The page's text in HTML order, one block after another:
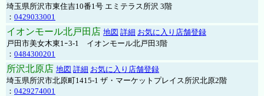
埼玉県所沢市東住吉10番1号 エミテラス所沢 3階
： 0429033001
イオンモール北戸田店 地図 詳細 お気に入り店舗登録
戸田市美女木東1ｰ3‐1 イオンモール北戸田3階
： 0484300201
所沢北原店 地図 詳細 お気に入り店舗登録
埼玉県所沢市北原町1415-1 ザ・マーケットプレイス所沢北原2階
： 0429274001